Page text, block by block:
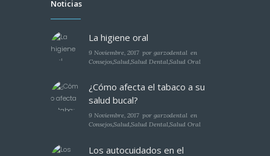
Noticias
La higiene oral
9 Noviembre, 2017 porgarzodental en
Consejos,Salud ,Salud Dental ,Salud Oral
¿Cómo afecta el tabaco a su
salud bucal?
9 Noviembre, 2017 porgarzodental en
Consejos,Salud,Salud Dental,Salud Oral
Los autocuidados en el